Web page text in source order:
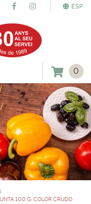
ESP
0
100 G. COLOR CRUDO